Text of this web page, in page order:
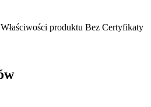
Właściwości produktu Bez Certyfikaty